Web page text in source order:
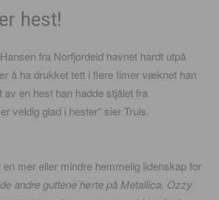
hest!
fra Norfjordeid havnet hardt utpå
å ha drukket tett i flere timer væknet han
av en hest han hadde stjålet fra
veldig glad i hester” sier Truls.
en mer eller mindre hemmelig lidenskap for
andre guttene hørte på Metallica, Ozzy